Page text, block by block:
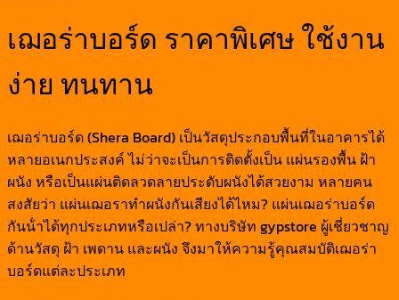
เฌอร่าบอร์ด ราคาพิเศษ ใช้งาน
ง่าย ทนทาน
เฌอร่าบอร์ด (Shera Board) เป็นวัสดุประกอบพื้นที่ในอาคารได้
หลายอเนกประสงค์ ไม่ว่าจะเป็นการติดตั้งเป็น แผ่นรองพื้น ฝ้า
ผนัง หรือเป็นแผ่นติดลวดลายประดับผนังได้สวยงาม หลายคน
สงสัยว่า แผ่นเฌอราทำผนังกันเสียงได้ไหม? แผ่นเฌอร่าบอร์ด
กันน้ําได้ทุกประเภทหรือเปล่า? ทางบริษัท gypstore ผู้เชี่ยวชาญ
ด้านวัสดุ ฝ้า เพดาน และผนัง จึงมาให้ความรู้คุณสมบัติเฌอร่า
บอร์ดแต่ละประเภท